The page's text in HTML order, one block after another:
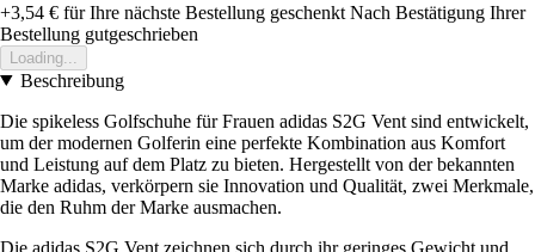
+3,54 € für Ihre nächste Bestellung geschenkt Nach Bestätigung Ihrer
Bestellung gutgeschrieben
Loading...
Beschreibung
Die spikeless Golfschuhe für Frauen adidas S2G Vent sind entwickelt,
um der modernen Golferin eine perfekte Kombination aus Komfort
und Leistung auf dem Platz zu bieten. Hergestellt von der bekannten
Marke adidas, verkörpern sie Innovation und Qualität, zwei Merkmale,
die den Ruhm der Marke ausmachen.
Die adidas S2G Vent zeichnen sich durch ihr geringes Gewicht und